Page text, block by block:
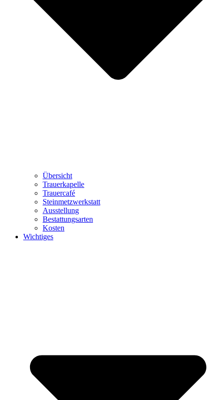
Übersicht
Trauerkapelle
Trauercafé
Steinmetzwerkstatt
Ausstellung
Bestattungsarten
Kosten
Wichtiges